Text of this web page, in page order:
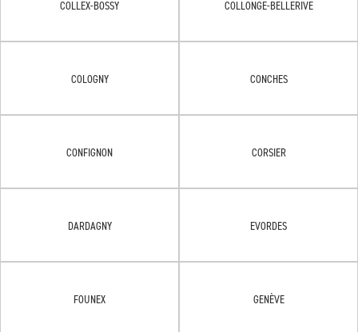
COLLEX-BOSSY COLLONGE-BELLERIVE
COLOGNY CONCHES
CONFIGNON CORSIER
DARDAGNY EVORDES
FOUNEX GENÈVE